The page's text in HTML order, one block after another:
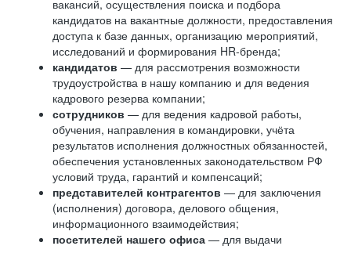
вакансий, осуществления поиска и подбора
кандидатов на вакантные должности, предоставления
доступа к базе данных, организацию мероприятий,
исследований и формирования HR-бренда;
кандидатов — для рассмотрения возможности
трудоустройства в нашу компанию и для ведения
кадрового резерва компании;
сотрудников — для ведения кадровой работы,
обучения, направления в командировки, учёта
результатов исполнения должностных обязанностей,
обеспечения установленных законодательством РФ
условий труда, гарантий и компенсаций;
представителей контрагентов — для заключения
(исполнения) договора, делового общения,
информационного взаимодействия;
посетителей нашего офиса — для выдачи